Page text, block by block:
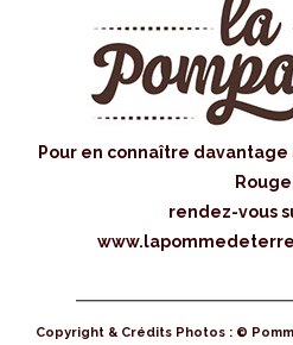
Pour en connaître
rendez-vous
Copyright & Crédits Photos : ©